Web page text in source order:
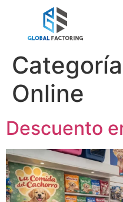
Online
Descuento